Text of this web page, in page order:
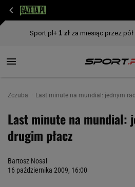
Zczuba Last minute na mundial: jednym
Last minute na mundial:
drugim płacz
Bartosz Nosal
16 października 2009, 16:00